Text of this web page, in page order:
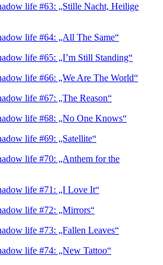
life #63: „Stille Nacht, Heilige
life #64: „All The Same“
life #65: „I’m Still Standing“
life #66: „We Are The World“
life #67: „The Reason“
life #68: „No One Knows“
life #69: „Satellite“
life #70: „Anthem for the
life #71: „I Love It“
life #72: „Mirrors“
life #73: „Fallen Leaves“
life #74: „New Tattoo“